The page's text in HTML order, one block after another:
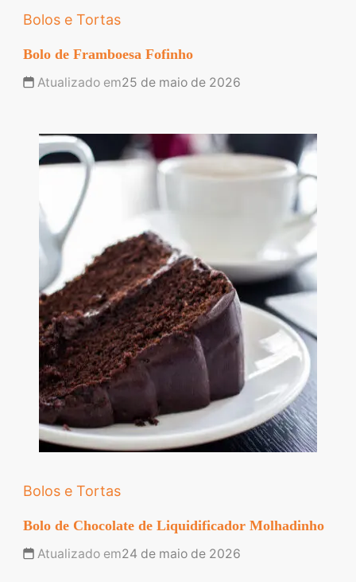
Bolos e Tortas
Bolo de Framboesa Fofinho
Atualizado em25 de maio de 2026
Bolos e Tortas
Bolo de Chocolate de Liquidificador Molhadinho
Atualizado em24 de maio de 2026